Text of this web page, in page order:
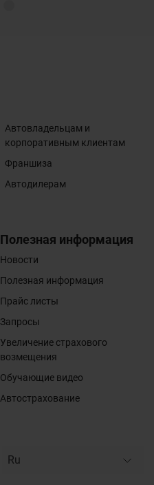
Автовладельцам и
корпоративным клиентам
Франшиза
Автодилерам
Полезная информация
Новости
Полезная информация
Прайс листы
Запросы
Увеличение страхового
возмещения
Обучающие видео
Автострахование